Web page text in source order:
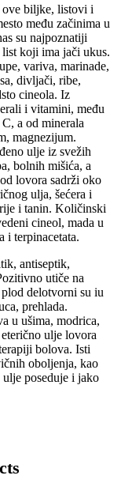
ove biljke, listovi i
među začinima u
su najpoznatiji
koji ima jači ukus.
variva, marinade,
divljači, ribe,
cineola. Iz
i vitamini, među
a od minerala
magnezijum.
ulje iz svežih
bolnih mišića, a
lovora sadrži oko
ulja, šećera i
i tanin. Količinski
cineol, mada u
i terpinacetata.
antiseptik,
utiče na
delotvorni su iu
prehlada.
u ušima, modrica,
ulje lovora
bolova. Isti
oboljenja, kao
poseduje i jako